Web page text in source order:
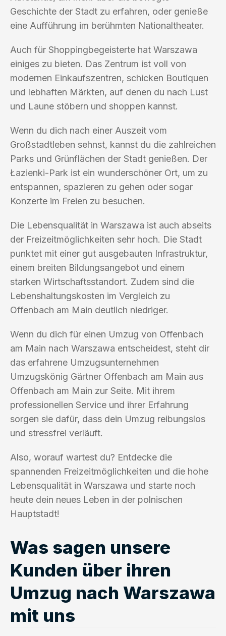
Geschichte der Stadt zu erfahren, oder genieße
eine Aufführung im berühmten Nationaltheater.
Auch für Shoppingbegeisterte hat Warszawa
einiges zu bieten. Das Zentrum ist voll von
modernen Einkaufszentren, schicken Boutiquen
und lebhaften Märkten, auf denen du nach Lust
und Laune stöbern und shoppen kannst.
Wenn du dich nach einer Auszeit vom
Großstadtleben sehnst, kannst du die zahlreichen
Parks und Grünflächen der Stadt genießen. Der
Łazienki-Park ist ein wunderschöner Ort, um zu
entspannen, spazieren zu gehen oder sogar
Konzerte im Freien zu besuchen.
Die Lebensqualität in Warszawa ist auch abseits
der Freizeitmöglichkeiten sehr hoch. Die Stadt
punktet mit einer gut ausgebauten Infrastruktur,
einem breiten Bildungsangebot und einem
starken Wirtschaftsstandort. Zudem sind die
Lebenshaltungskosten im Vergleich zu
Offenbach am Main deutlich niedriger.
Wenn du dich für einen Umzug von Offenbach
am Main nach Warszawa entscheidest, steht dir
das erfahrene Umzugsunternehmen
Umzugskönig Gärtner Offenbach am Main aus
Offenbach am Main zur Seite. Mit ihrem
professionellen Service und ihrer Erfahrung
sorgen sie dafür, dass dein Umzug reibungslos
und stressfrei verläuft.
Also, worauf wartest du? Entdecke die
spannenden Freizeitmöglichkeiten und die hohe
Lebensqualität in Warszawa und starte noch
heute dein neues Leben in der polnischen
Hauptstadt!
Was sagen unsere
Kunden über ihren
Umzug nach Warszawa
mit uns